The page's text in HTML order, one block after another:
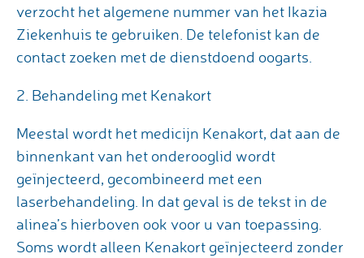
verzocht het algemene nummer van het Ikazia
Ziekenhuis te gebruiken. De telefonist kan de
contact zoeken met de dienstdoend oogarts.
2. Behandeling met Kenakort
Meestal wordt het medicijn Kenakort, dat aan de
binnenkant van het onderooglid wordt
geïnjecteerd, gecombineerd met een
laserbehandeling. In dat geval is de tekst in de
alinea’s hierboven ook voor u van toepassing.
Soms wordt alleen Kenakort geïnjecteerd zonder